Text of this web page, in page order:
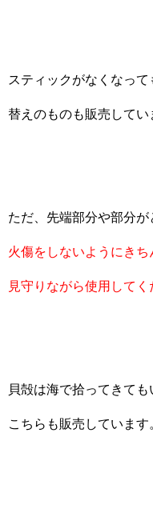
スティックがなくなって
替えのものも販売してい
ただ、先端部分や部分
火傷をしないようにきち
見守りながら使用してく
貝殻は海で拾ってきても
こちらも販売しています